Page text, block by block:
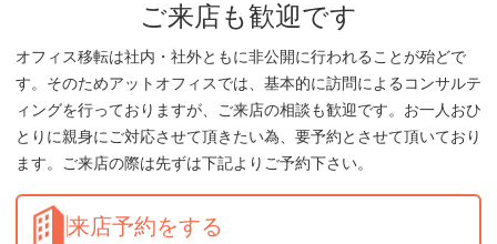
ご来店も歓迎です
オフィス移転は社内・社外ともに非公開に行われることが殆どで
す。そのためアットオフィスでは、基本的に訪問によるコンサルテ
ィングを行っておりますが、ご来店の相談も歓迎です。お一人おひ
とりに親身にご対応させて頂きたい為、要予約とさせて頂いており
ます。ご来店の際は先ずは下記よりご予約下さい。
来店予約をする